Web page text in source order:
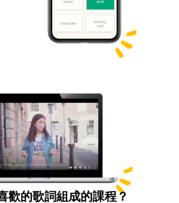
歡的歌詞組成的課程？